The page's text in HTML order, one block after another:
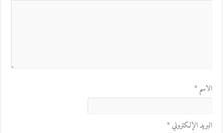
الاسم*
البريد الإلكتروني*